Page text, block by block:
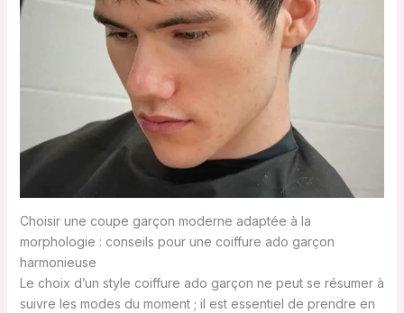
Choisir une coupe garçon moderne adaptée à la
morphologie : conseils pour une coiffure ado garçon
harmonieuse
Le choix d’un style coiffure ado garçon ne peut se résumer à
suivre les modes du moment ; il est essentiel de prendre en